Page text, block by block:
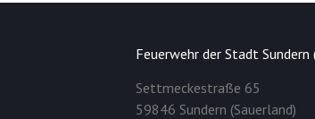
Feuerwehr der Stadt Sundern
Settmeckestraße 65
59846 Sundern (Sauerland)